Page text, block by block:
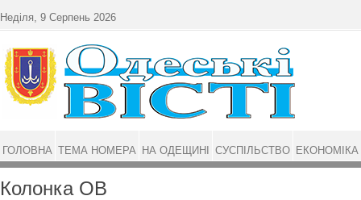
Колонка ОВ
Неділя, 9 Серпень 2026
ГОЛОВНА ТЕМА НОМЕРА НА ОДЕЩИНІ СУСПІЛЬСТВО ЕКОНОМІКА